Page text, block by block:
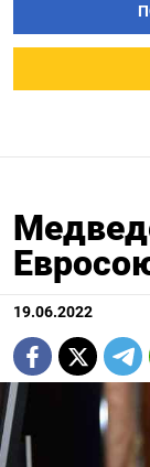
19.06.2022